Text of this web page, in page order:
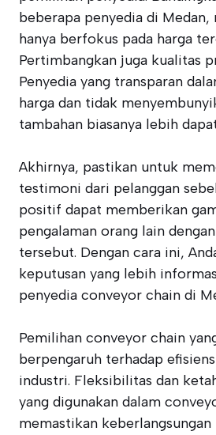
beberapa penyedia di Medan,
hanya berfokus pada harga
Pertimbangkan juga kualitas
Penyedia yang transparan
harga dan tidak
tambahan biasanya lebih
Akhirnya, pastikan untuk
testimoni dari pelanggan
positif dapat memberikan
pengalaman orang lain
tersebut. Dengan cara ini,
keputusan yang lebih
penyedia conveyor chain di
Pemilihan conveyor chain
berpengaruh terhadap
industri. Fleksibilitas dan
yang digunakan dalam
memastikan